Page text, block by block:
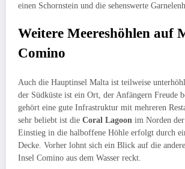
einen Schornstein und die sehenswerte
Weitere Meereshöhlen auf
Comino
Auch die Hauptinsel Malta ist teilweise
der Südküste ist ein Ort, der Anfängern Freude
gehört eine gute Infrastruktur mit mehreren
sehr beliebt ist die Coral Lagoon im Norden
Einstieg in die halboffene Höhle erfolgt durch
Decke. Vorher lohnt sich ein Blick auf die
Insel Comino aus dem Wasser reckt.